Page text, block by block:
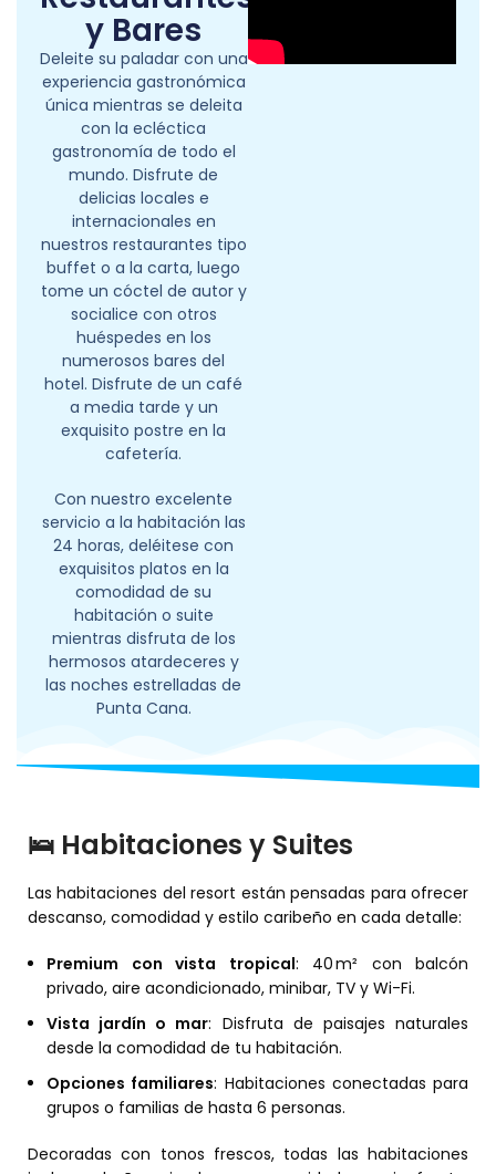
y Bares
Deleite su paladar con una
experiencia gastronómica
única mientras se deleita
con la ecléctica
gastronomía de todo el
mundo. Disfrute de
delicias locales e
internacionales en
nuestros restaurantes tipo
buffet o a la carta, luego
tome un cóctel de autor y
socialice con otros
huéspedes en los
numerosos bares del
hotel. Disfrute de un café
a media tarde y un
exquisito postre en la
cafetería.
Con nuestro excelente
servicio a la habitación las
24 horas, deléitese con
exquisitos platos en la
comodidad de su
habitación o suite
mientras disfruta de los
hermosos atardeceres y
las noches estrelladas de
Punta Cana.
🛌 Habitaciones y Suites
Las habitaciones del resort están pensadas para ofrecer
descanso, comodidad y estilo caribeño en cada detalle:
Premium con vista tropical: 40 m² con balcón
privado, aire acondicionado, minibar, TV y Wi-Fi.
Vista jardín o mar: Disfruta de paisajes naturales
desde la comodidad de tu habitación.
Opciones familiares: Habitaciones conectadas para
grupos o familias de hasta 6 personas.
Decoradas con tonos frescos, todas las habitaciones